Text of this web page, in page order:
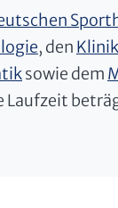
, den
sowie dem